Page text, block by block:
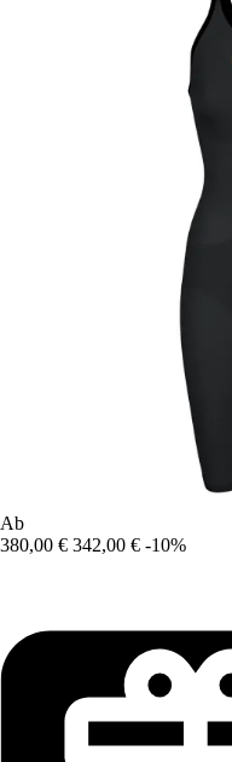
Ab
380,00 € 342,00 € -10%